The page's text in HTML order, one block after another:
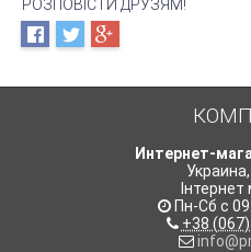
РОЗПОВІСТИ ДРУЗЯМ!
Интернет-
Украина,
Пн-Сб с
+38